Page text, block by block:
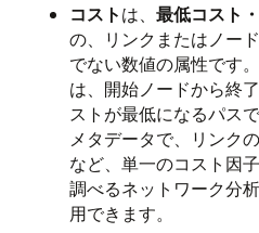
コストは、 最低コスト
の、リンクまたはノー
でない数値の属性です
は、開始ノードから終
ストが最低になるパス
メタデータで、リンク
など、単一のコスト因
調べるネットワーク分
用できます。